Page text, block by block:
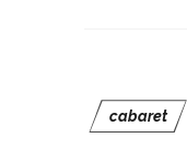
cabaret